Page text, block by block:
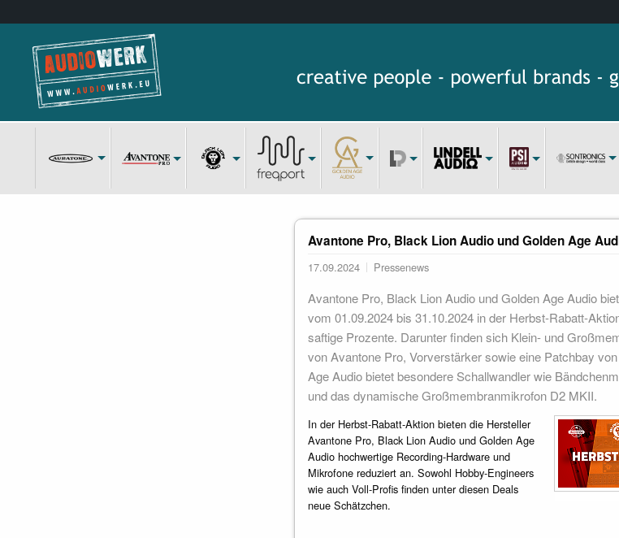
Avantone Pro, Black Lion Audio und Golden Age
17.09.2024 Pressenews
Avantone Pro, Black Lion Audio und Golden Age Audio
vom 01.09.2024 bis 31.10.2024 in der Herbst-Rabatt-
saftige Prozente. Darunter finden sich Klein- und
von Avantone Pro, Vorverstärker sowie eine Patchbay
Age Audio bietet besondere Schallwandler wie
und das dynamische Großmembranmikrofon D2 MKII.
In der Herbst-Rabatt-Aktion bieten die Hersteller
Avantone Pro, Black Lion Audio und Golden Age
Audio hochwertige Recording-Hardware und
Mikrofone reduziert an. Sowohl Hobby-Engineers
wie auch Voll-Profis finden unter diesen Deals
neue Schätzchen.